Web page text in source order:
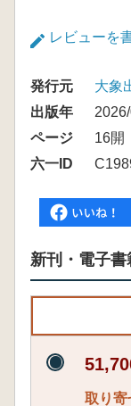
レビューを
発行元
大象
出版年
ページ
16
六一ID
新刊・電子書
取り寄